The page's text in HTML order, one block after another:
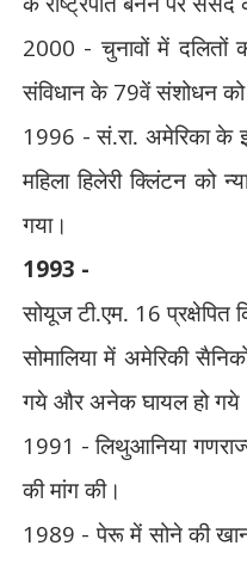
2000 -चुनावों में दलितों
संविधान के 79वें संशोधन को
1996 -सं.रा. अमेरिका के
महिला हिलेरी क्लिंटन को
गया।
1993 -
सोयूज टी.एम. 16 प्रक्षेपित
सोमालिया में अमेरिकी
गये और अनेक घायल हो
1991 -लिथुआनिया
की मांग की।
1989 -पेरू में सोने की